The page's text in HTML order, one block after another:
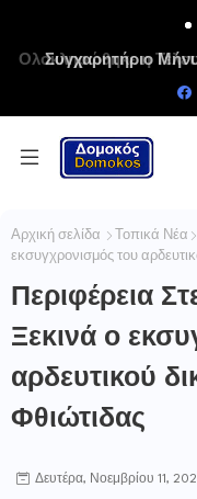
Συγχαρητήριο
Πρωταθλήτριες
Αρχική σελίδα Τοπικά Νέα
εκσυγχρονισμός του
Περιφέρεια
Ξεκινά ο
αρδευτικού
Φθιώτιδας
Δευτέρα, Νοεμβρίου 11,